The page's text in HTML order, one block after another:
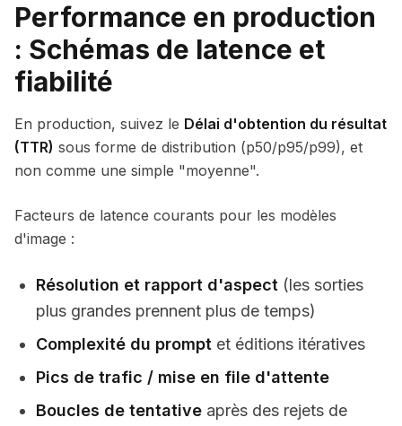
Performance en production
: Schémas de latence et
fiabilité
En production, suivez le Délai d'obtention du résultat
(TTR) sous forme de distribution (p50/p95/p99), et
non comme une simple "moyenne".
Facteurs de latence courants pour les modèles
d'image :
Résolution et rapport d'aspect (les sorties
plus grandes prennent plus de temps)
Complexité du prompt et éditions itératives
Pics de trafic / mise en file d'attente
Boucles de tentative après des rejets de